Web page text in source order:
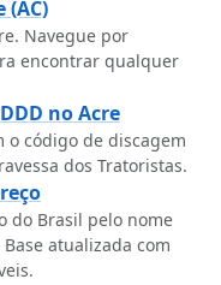
(AC)
Navegue por
encontrar qualquer
no Acre
o código de discagem
dos Tratoristas.
do Brasil pelo nome
atualizada com